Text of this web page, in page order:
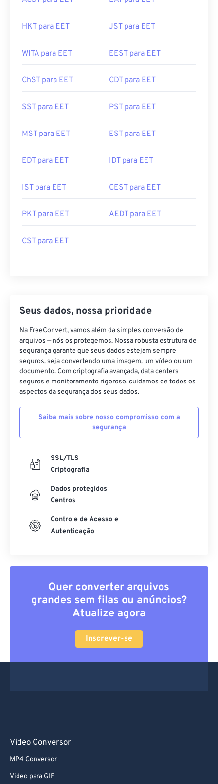
HKT para EET JST para EET
WITA para EET EEST para EET
ChST para EET CDT para EET
SST para EET PST para EET
MST para EET EST para EET
EDT para EET IDT para EET
IST para EET CEST para EET
PKT para EET AEDT para EET
CST para EET
Seus dados, nossa prioridade
Na FreeConvert, vamos além da simples conversão de
arquivos — nós os protegemos. Nossa robusta estrutura de
segurança garante que seus dados estejam sempre
seguros, seja convertendo uma imagem, um vídeo ou um
documento. Com criptografia avançada, data centers
seguros e monitoramento rigoroso, cuidamos de todos os
aspectos da segurança dos seus dados.
Saiba mais sobre nosso compromisso com a
segurança
SSL/TLS
Criptografia
Dados protegidos
Centros
Controle de Acesso e
Autenticação
Quer converter arquivos
grandes sem filas ou anúncios?
Atualize agora
Inscrever-se
Video Conversor
MP4 Conversor
Video para GIF